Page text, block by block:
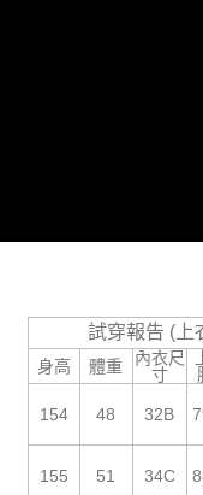
試穿報告 (上
身高 體重
內衣尺
寸
154 48 32B
155 51 34C